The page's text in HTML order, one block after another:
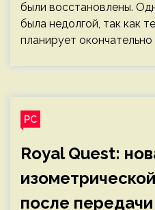
были восстановлены.
была недолгой, так как
планирует окончательно
PC
Royal Quest:
после